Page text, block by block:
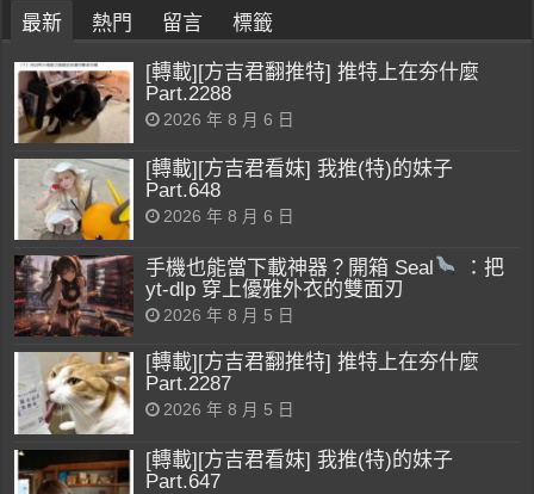
最新 熱門 留言 標籤
[轉載][方吉君翻推特] 推特上在夯什麼
Part.2288
2026 年 8 月 6 日
[轉載][方吉君看妹] 我推(特)的妹子
Part.648
2026 年 8 月 6 日
手機也能當下載神器？開箱 Seal
：把
yt-dlp 穿上優雅外衣的雙面刃
2026 年 8 月 5 日
[轉載][方吉君翻推特] 推特上在夯什麼
Part.2287
2026 年 8 月 5 日
[轉載][方吉君看妹] 我推(特)的妹子
Part.647